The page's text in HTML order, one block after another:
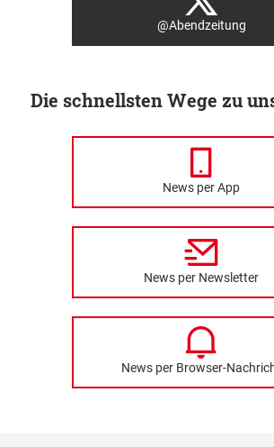
@Abendzeitung
Die schnellsten Wege zu
News per App
News per Newsletter
News per Browser-